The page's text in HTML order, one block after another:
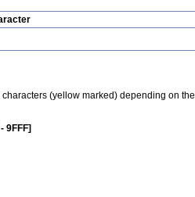
(yellow marked) depending on the
9FFF]